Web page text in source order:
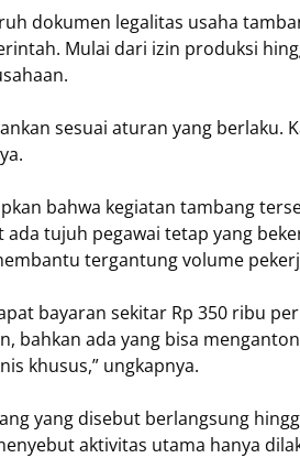
dokumen legalitas usaha
Mulai dari izin produksi
sesuai aturan yang berlaku.
bahwa kegiatan tambang
ada tujuh pegawai tetap yang
tergantung volume
bayaran sekitar Rp 350 ribu
bahkan ada yang bisa
khusus,” ungkapnya.
yang disebut berlangsung
aktivitas utama hanya